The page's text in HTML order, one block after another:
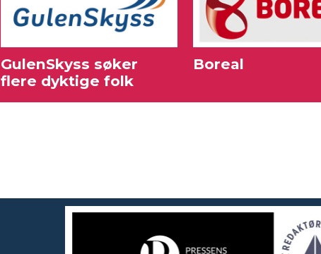
GulenSkyss søker
flere dyktige folk
Boreal